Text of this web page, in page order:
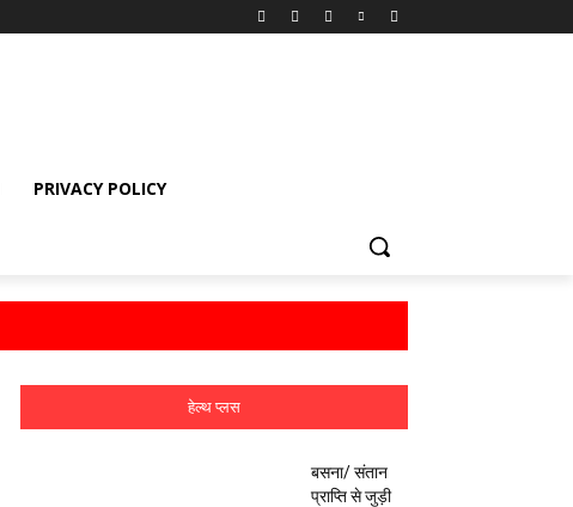
PRIVACY POLICY
हेल्थ प्लस
बसना/ संतान
प्राप्ति से जुड़ी